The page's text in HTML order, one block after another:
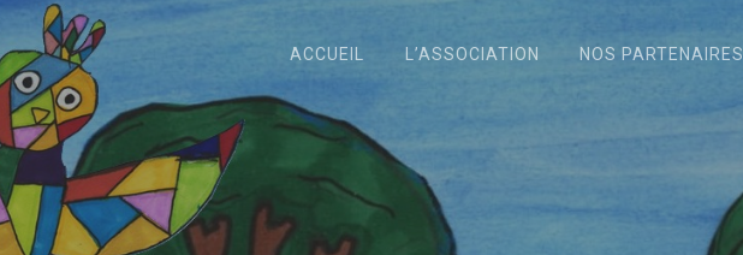
ACCUEIL L’ASSOCIATION NOS PARTENAIRES